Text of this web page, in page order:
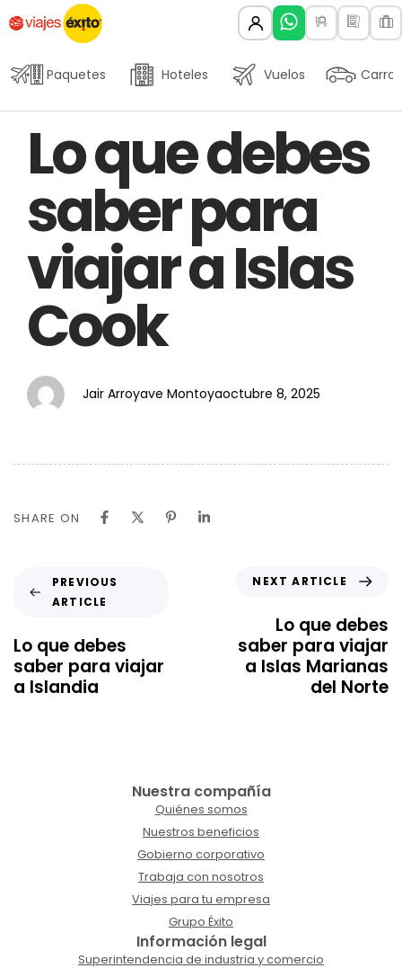
Paquetes Hoteles Vuelos Carros
Lo que debes
saber para
viajar a Islas
Cook
Jair Arroyave Montoya
on:
octubre 8, 2025
SHARE ON
PREVIOUS
ARTICLE
Lo que debes
saber para viajar
a Islandia
NEXT ARTICLE
Lo que debes
saber para viajar
a Islas Marianas
del Norte
Nuestra compañía
Quiénes somos
Nuestros beneficios
Gobierno corporativo
Trabaja con nosotros
Viajes para tu empresa
Grupo Éxito
Información legal
Superintendencia de industria y comercio